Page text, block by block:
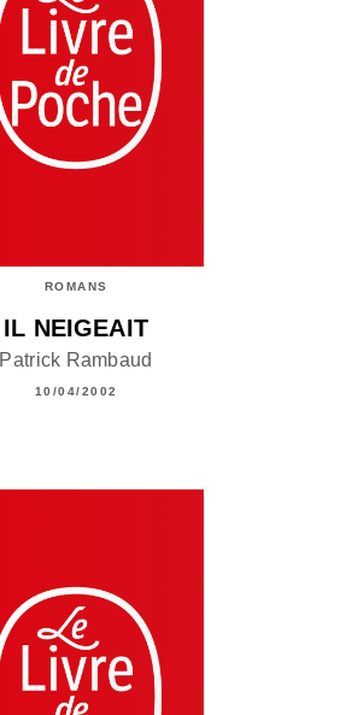
ROMANS
IL NEIGEAIT
Patrick Rambaud
10/04/2002